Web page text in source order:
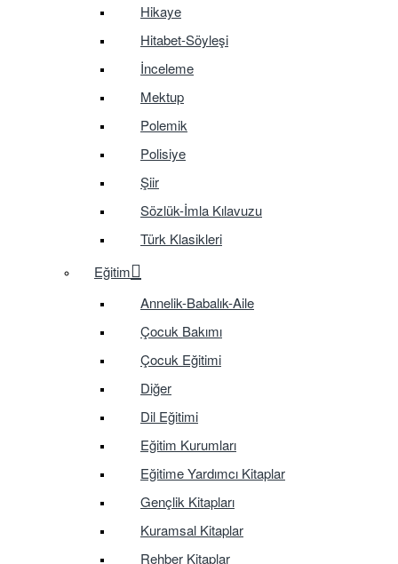
Hikaye
Hitabet-Söyleşi
İnceleme
Mektup
Polemik
Polisiye
Şiir
Sözlük-İmla Kılavuzu
Türk Klasikleri
Eğitim
Annelik-Babalık-Aile
Çocuk Bakımı
Çocuk Eğitimi
Diğer
Dil Eğitimi
Eğitim Kurumları
Eğitime Yardımcı Kitaplar
Gençlik Kitapları
Kuramsal Kitaplar
Rehber Kitaplar